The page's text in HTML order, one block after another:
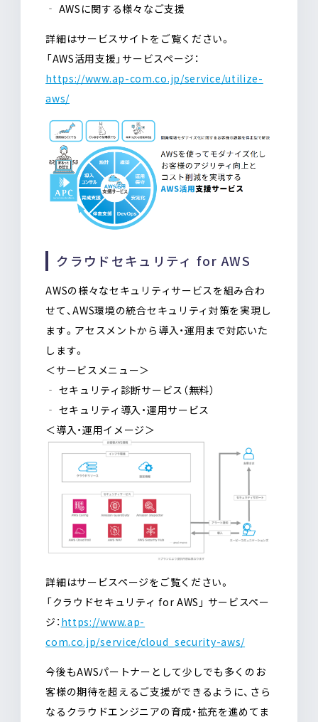
‐ AWSに関する様々なご支援
詳細はサービスサイトをご覧ください。
――「AWS活用支援」サービスページ：
https://www.ap-com.co.jp/service/utilize-
aws/
クラウドセキュリティ for AWS
AWSの様々なセキュリティサービスを組み合わ
せて、AWS環境の統合セキュリティ対策を実現し
ます。アセスメントから導入・運用まで対応いた
します。
＜サービスメニュー＞
‐ セキュリティ診断サービス（無料）
‐ セキュリティ導入・運用サービス
＜導入・運用イメージ＞
詳細はサービスページをご覧ください。
――「クラウドセキュリティ for AWS」 サービスペー
ジ： https://www.ap-
com.co.jp/service/cloud_security-aws/
今後もAWSパートナーとして少しでも多くのお
客様の期待を超えるご支援ができるように、さら
なるクラウドエンジニアの育成・拡充を進めてま